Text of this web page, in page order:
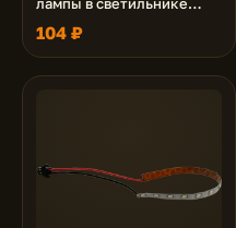
MR16 со стопорами,
упаковка 20шт
104 ₽